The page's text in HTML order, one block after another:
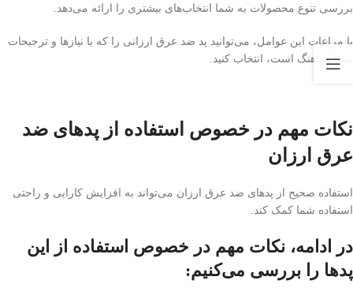
بررسی تنوع محصولات به شما انتخاب‌های بیشتری را ارائه می‌دهد.
با مراعات این عوامل، می‌توانید پد ضد عرق ارزانی را که با نیازها و ترجیحات
شما هماهنگ است، انتخاب کنید.
نکات مهم در خصوص استفاده از پد‌های ضد
عرق ارزان
استفاده صحیح از پد‌های ضد عرق ارزان می‌تواند به افزایش کارایی و راحتی
استفاده شما کمک کند.
در ادامه، نکات مهم در خصوص استفاده از این
پد‌ها را بررسی می‌کنیم: